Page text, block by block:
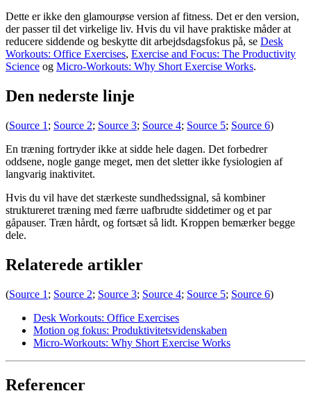
Dette er ikke den glamourøse version af fitness. Det er den version,
der passer til det virkelige liv. Hvis du vil have praktiske måder at
reducere siddende og beskytte dit arbejdsdagsfokus på, se Desk
Workouts: Office Exercises, Exercise and Focus: The Productivity
Science og Micro-Workouts: Why Short Exercise Works.
Den nederste linje
(Source 1 ; Source 2; Source 3; Source 4; Source 5; Source 6)
En træning fortryder ikke at sidde hele dagen. Det forbedrer
oddsene, nogle gange meget, men det sletter ikke fysiologien af ​​
langvarig inaktivitet.
Hvis du vil have det stærkeste sundhedssignal, så kombiner
struktureret træning med færre uafbrudte siddetimer og et par
gåpauser. Træn hårdt, og fortsæt så lidt. Kroppen bemærker begge
dele.
Relaterede artikler
(Source 1 ; Source 2; Source 3; Source 4; Source 5; Source 6)
Desk Workouts: Office Exercises
Motion og fokus: Produktivitetsvidenskaben
Micro-Workouts: Why Short Exercise Works
Referencer